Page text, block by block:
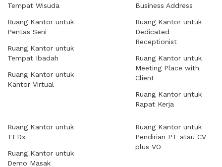
Tempat Wisuda
Ruang Kantor untuk
Pentas Seni
Ruang Kantor untuk
Tempat Ibadah
Ruang Kantor untuk
Kantor Virtual
Business Address
Ruang Kantor untuk
Dedicated
Receptionist
Ruang Kantor untuk
Meeting Place with
Client
Ruang Kantor untuk
Rapat Kerja
Ruang Kantor untuk
TEDx
Ruang Kantor untuk
Demo Masak
Ruang Kantor untuk
Pendirian PT atau CV
plus VO